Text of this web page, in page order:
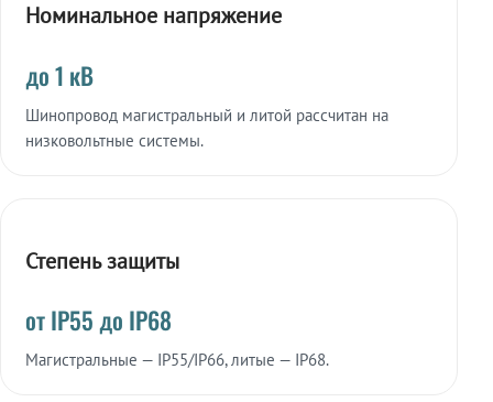
Номинальное напряжение
до 1 кВ
Шинопровод магистральный и литой рассчитан на
низковольтные системы.
Степень защиты
от IP55 до IP68
Магистральные — IP55/IP66, литые — IP68.